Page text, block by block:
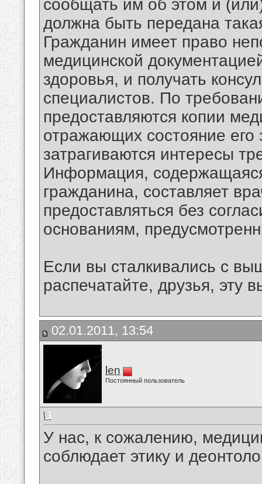
сообщать им об этом и
должна быть передана
Гражданин имеет право
медицинской
здоровья, и получать
специалистов. По
предоставляются копии
отражающих состояние его
затрагиваются интересы
Информация,
гражданина, составляет
предоставляться без
основаниям,
Если вы сталкивались с
распечатайте, друзья, эту
02.01.2011, 13:54
len
Постоянный пользователь
У нас, к сожалению,
соблюдает этику и